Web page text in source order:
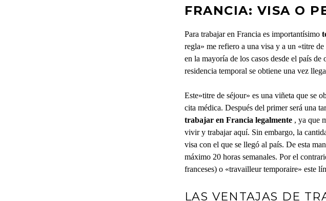
FRANCIA: VISA O
Para trabajar en Francia es importantísimo
regla» me refiero a una visa y a un «titre
en la mayoría de los casos desde el país
residencia temporal se obtiene una vez
Este»titre de séjour» es una viñeta que se
cita médica. Después del primer será una
trabajar en Francia legalmente , ya que
vivir y trabajar aquí. Sin embargo, la
visa con el que se llegó al país. De esta
máximo 20 horas semanales. Por el
franceses) o «travailleur temporaire» este
LAS VENTAJAS DE